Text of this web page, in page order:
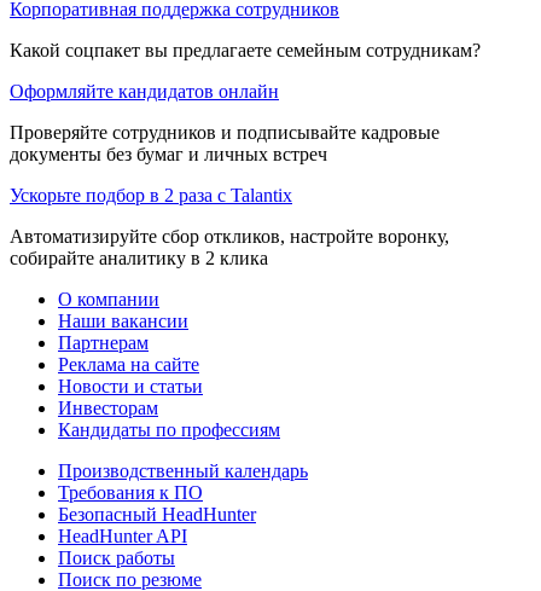
Корпоративная поддержка сотрудников
Какой соцпакет вы предлагаете семейным сотрудникам?
Оформляйте кандидатов онлайн
Проверяйте сотрудников и подписывайте кадровые
документы без бумаг и личных встреч
Ускорьте подбор в 2 раза с Talantix
Автоматизируйте сбор откликов, настройте воронку,
собирайте аналитику в 2 клика
О компании
Наши вакансии
Партнерам
Реклама на сайте
Новости и статьи
Инвесторам
Кандидаты по профессиям
Производственный календарь
Требования к ПО
Безопасный HeadHunter
HeadHunter API
Поиск работы
Поиск по резюме